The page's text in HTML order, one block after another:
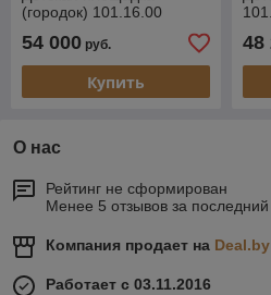
(городок) 101.16.00
54 000 руб.
Купить
48
О нас
Рейтинг не сформирован
Менее 5 отзывов за последний
Компания продает на Deal.by
Работает с 03.11.2016